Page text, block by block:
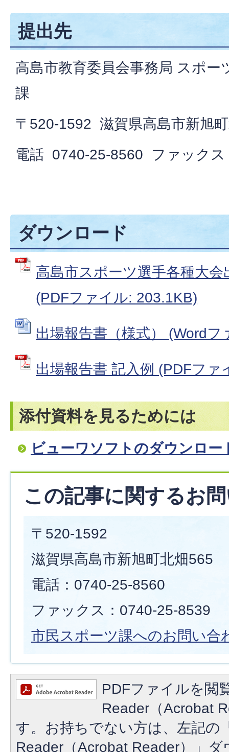
提出先
高島市教育委員会事務局 スポー
課
〒520-1592 滋賀県高島市新旭
電話 0740-25-8560 ファック
ダウンロード
高島市スポーツ選手各種大会
(PDFファイル: 203.1KB)
出場報告書（様式） (Word
出場報告書 記入例 (PDFファ
添付資料を見るためには
ビューワソフトのダウンロー
この記事に関するお
〒520-1592
滋賀県高島市新旭町北畑565
電話：0740-25-8560
ファックス：0740-25-8539
市民スポーツ課へのお問い合
PDFファイルを閲
Reader（Acrobat
す。お持ちでない方は、左記の
Reader（Acrobat Reader）」